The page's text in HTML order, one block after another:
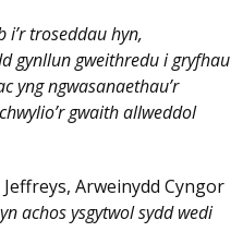
i’r troseddau hyn,
gynllun gweithredu i gryfhau
yng ngwasanaethau’r
gwaith allweddol
Arweinydd Cyngor
achos ysgytwol sydd wedi